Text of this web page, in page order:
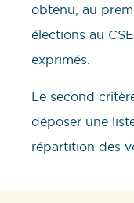
obtenu, au
élections au
exprimés.
Le second
déposer une
répartition des